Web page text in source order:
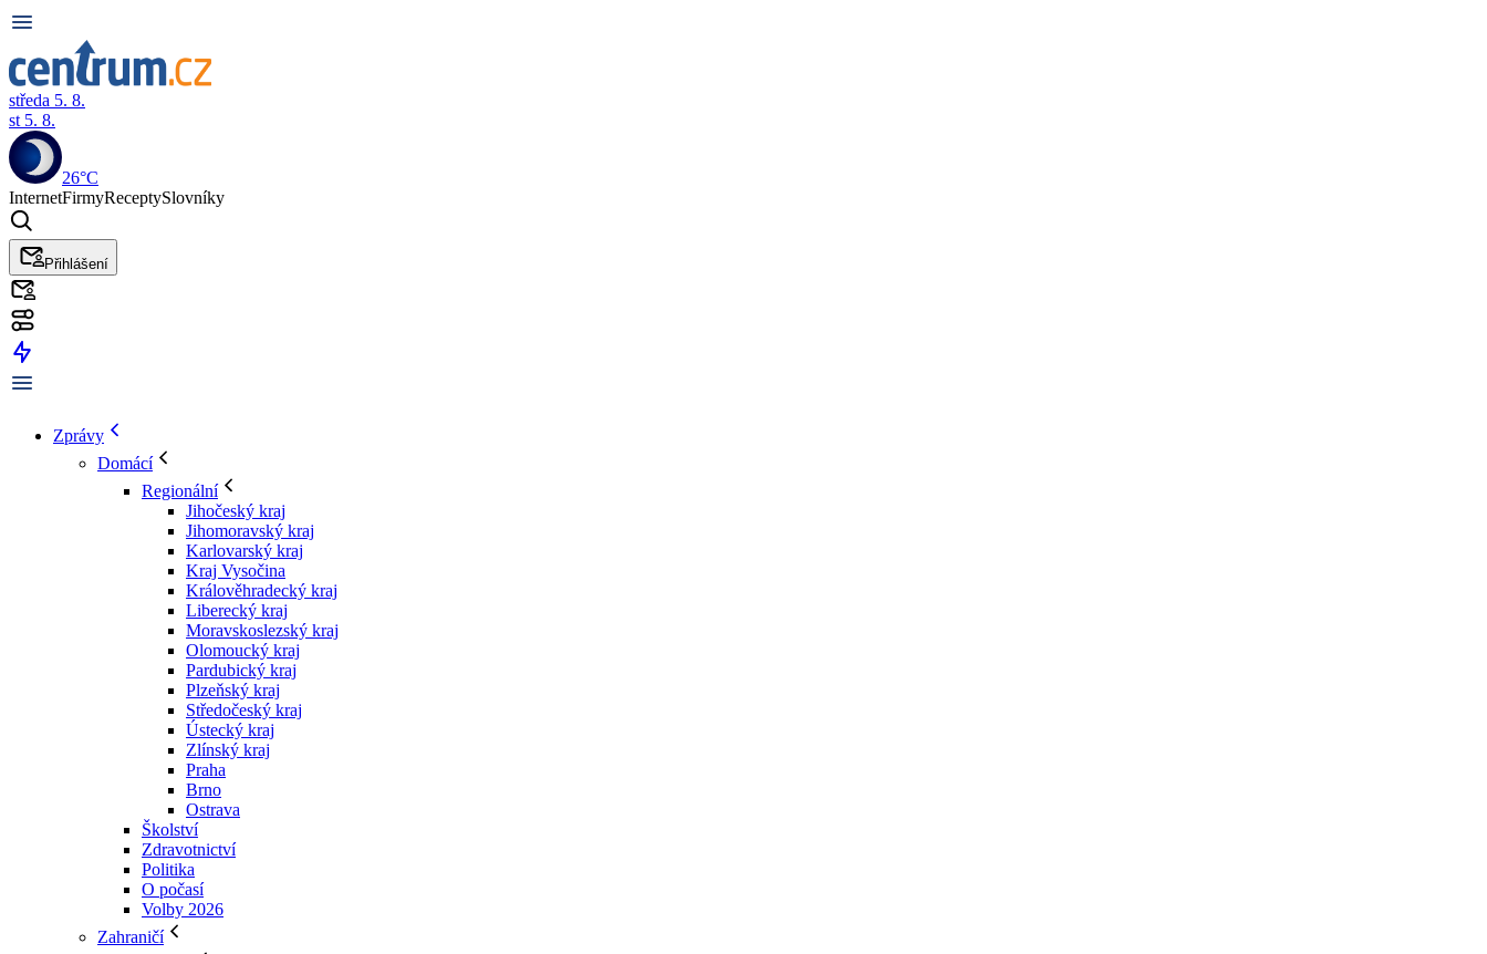
středa 5. 8.
st 5. 8.
26°C
InternetFirmyReceptySlovníky
Přihlášení
Zprávy
Domácí
Regionální
Jihočeský kraj
Jihomoravský kraj
Karlovarský kraj
Kraj Vysočina
Králověhradecký kraj
Liberecký kraj
Moravskoslezský kraj
Olomoucký kraj
Pardubický kraj
Plzeňský kraj
Středočeský kraj
Ústecký kraj
Zlínský kraj
Praha
Brno
Ostrava
Školství
Zdravotnictví
Politika
O počasí
Volby 2026
Zahraničí